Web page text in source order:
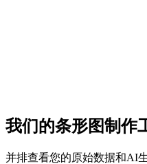
我们的条形图制作
并排查看您的原始数据和AI